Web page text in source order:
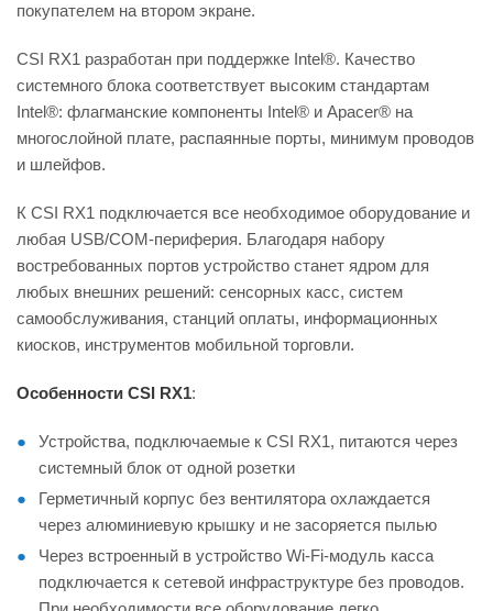
покупателем на втором экране.
CSI RX1 разработан при поддержке Intel®. Качество
системного блока соответствует высоким стандартам
Intel®: флагманские компоненты Intel® и Apacer® на
многослойной плате, распаянные порты, минимум проводов
и шлейфов.
К CSI RX1 подключается все необходимое оборудование и
любая USB/COM-периферия. Благодаря набору
востребованных портов устройство станет ядром для
любых внешних решений: сенсорных касс, систем
самообслуживания, станций оплаты, информационных
киосков, инструментов мобильной торговли.
Особенности CSI RX1:
Устройства, подключаемые к CSI RX1, питаются через
системный блок от одной розетки
Герметичный корпус без вентилятора охлаждается
через алюминиевую крышку и не засоряется пылью
Через встроенный в устройство Wi-Fi-модуль касса
подключается к сетевой инфраструктуре без проводов.